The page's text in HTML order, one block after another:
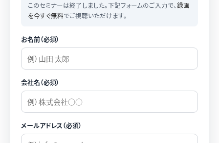
このセミナーは終了しました。下記フォームのご入力で、録画
を今すぐ無料でご視聴いただけます。
お名前（必須）
会社名（必須）
メールアドレス（必須）